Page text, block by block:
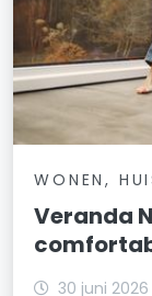
WONEN,
Veranda
30 juni 2026